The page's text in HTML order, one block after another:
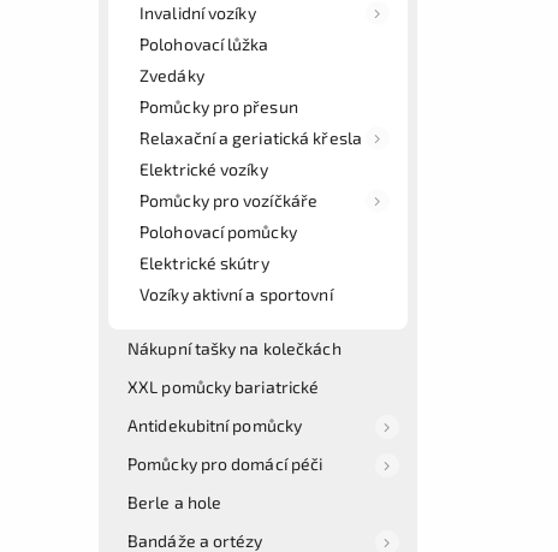
Invalidní vozíky
Polohovací lůžka
Zvedáky
Pomůcky pro přesun
Relaxační a geriatická křesla
Elektrické vozíky
Pomůcky pro vozíčkáře
Polohovací pomůcky
Elektrické skútry
Vozíky aktivní a sportovní
Nákupní tašky na kolečkách
XXL pomůcky bariatrické
Antidekubitní pomůcky
Pomůcky pro domácí péči
Berle a hole
Bandáže a ortézy